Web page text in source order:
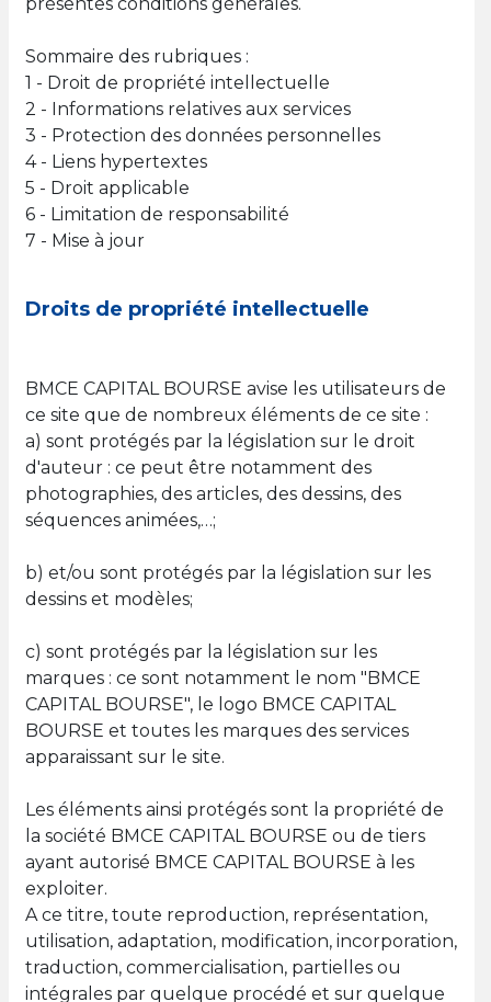
Sommaire des rubriques :
1 - Droit de propriété intellectuelle
2 - Informations relatives aux services
3 - Protection des données personnelles
4 - Liens hypertextes
5 - Droit applicable
6 - Limitation de responsabilité
7 - Mise à jour
Droits de propriété intellectuelle
BMCE CAPITAL BOURSE avise les utilisateurs de
ce site que de nombreux éléments de ce site :
a) sont protégés par la législation sur le droit
d'auteur : ce peut être notamment des
photographies, des articles, des dessins, des
séquences animées,…;
b) et/ou sont protégés par la législation sur les
dessins et modèles;
c) sont protégés par la législation sur les
marques : ce sont notamment le nom "BMCE
CAPITAL BOURSE", le logo BMCE CAPITAL
BOURSE et toutes les marques des services
apparaissant sur le site.
Les éléments ainsi protégés sont la propriété de
la société BMCE CAPITAL BOURSE ou de tiers
ayant autorisé BMCE CAPITAL BOURSE à les
exploiter.
A ce titre, toute reproduction, représentation,
utilisation, adaptation, modification, incorporation,
traduction, commercialisation, partielles ou
intégrales par quelque procédé et sur quelque